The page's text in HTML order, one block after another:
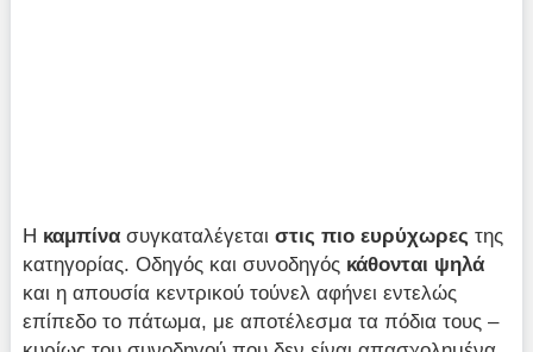
Η καμπίνα συγκαταλέγεταιστις πιο ευρύχωρες της
κατηγορίας. Οδηγός και συνοδηγός κάθονται ψηλά
και η απουσία κεντρικού τούνελ αφήνει εντελώς
επίπεδο το πάτωμα, με αποτέλεσμα τα πόδια τους –